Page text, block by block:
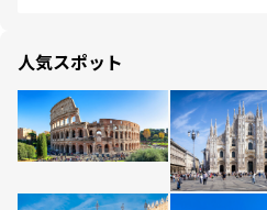
人気スポット